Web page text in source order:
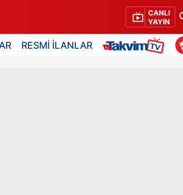
CANLI
YAYIN
RESMİ İLANLAR